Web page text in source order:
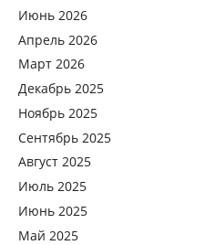
Июнь 2026
Апрель 2026
Март 2026
Декабрь 2025
Ноябрь 2025
Сентябрь 2025
Август 2025
Июль 2025
Июнь 2025
Май 2025